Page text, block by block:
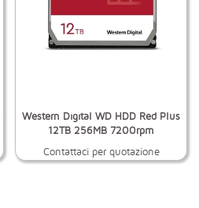
Western Digital WD HDD Red Plus
12TB 256MB 7200rpm
Contattaci per quotazione